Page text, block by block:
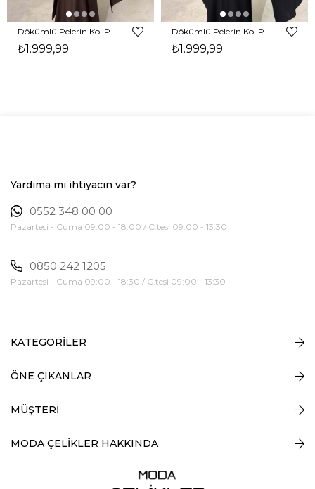
₺1.999,99 ₺1.999,99
Yardıma mı ihtiyacın var?
0552 348 00 00
Pazartesi - Cuma 09:00 - 18:00 / C.tesi 09:00 - 13:30
0850 242 1205
Pazartesi - Cuma 09:00 - 18:30 / C.tesi 09:00 - 13:30
KATEGORİLER
ÖNE ÇIKANLAR
MÜŞTERİ
MODA ÇELİKLER HAKKINDA